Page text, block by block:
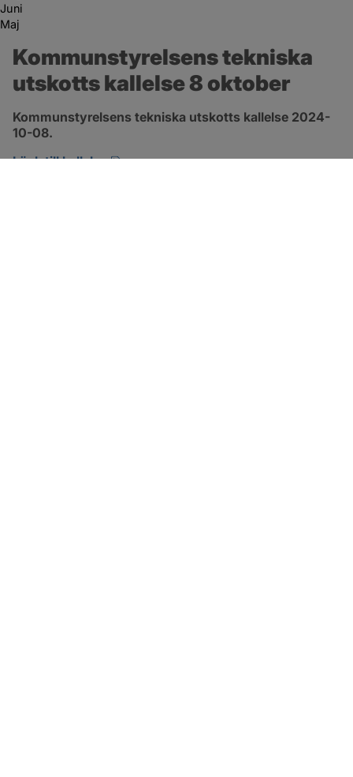
Juni
Maj
Kommunstyrelsens tekniska
utskotts kallelse 8 oktober
Kommunstyrelsens tekniska utskotts kallelse 2024-
10-08.
Länk till kallelse
pdf, 134.7 kB, öppnas i nytt fönster.